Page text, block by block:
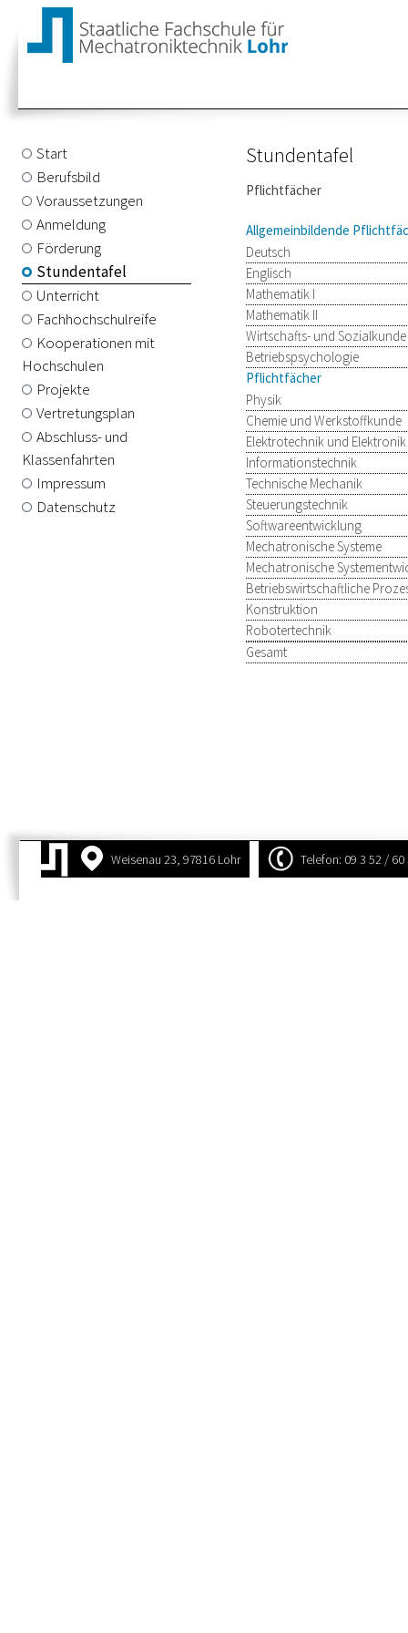
Stundentafel
Pflichtfächer
Allgemeinbildende
Deutsch
Englisch
Mathematik I
Mathematik II
Wirtschafts- und Sozialkunde
Betriebspsychologie
Pflichtfächer
Physik
Chemie und Werkstoffkunde
Elektrotechnik und Elektronik
Informationstechnik
Technische Mechanik
Steuerungstechnik
Softwareentwicklung
Mechatronische Systeme
Mechatronische
Betriebswirtschaftliche
Konstruktion
Robotertechnik
Gesamt
Start
Berufsbild
Voraussetzungen
Anmeldung
Förderung
Stundentafel
Unterricht
Fachhochschulreife
Kooperationen mit
Hochschulen
Projekte
Vertretungsplan
Abschluss- und
Klassenfahrten
Impressum
Datenschutz
Weisenau 23, 97816 Lohr Telefon: 09 3 52 / 60